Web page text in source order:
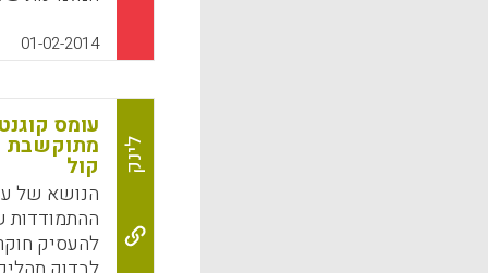
הפוטנציאל
ספציפיות
2014).
01-02-2014
לינק
עומס
מתוקשבת
קול
הנושא של
להעסיק